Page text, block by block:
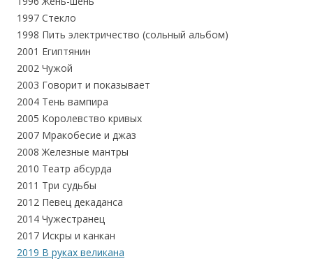
1997 Стекло
1998 Пить электричество (сольный альбом)
2001 Египтянин
2002 Чужой
2003 Говорит и показывает
2004 Тень вампира
2005 Королевство кривых
2007 Мракобесие и джаз
2008 Железные мантры
2010 Театр абсурда
2011 Три судьбы
2012 Певец декаданса
2014 Чужестранец
2017 Искры и канкан
2019 В руках великана